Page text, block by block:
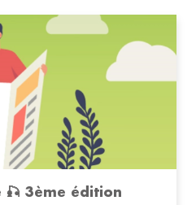
🎣 3ème édition